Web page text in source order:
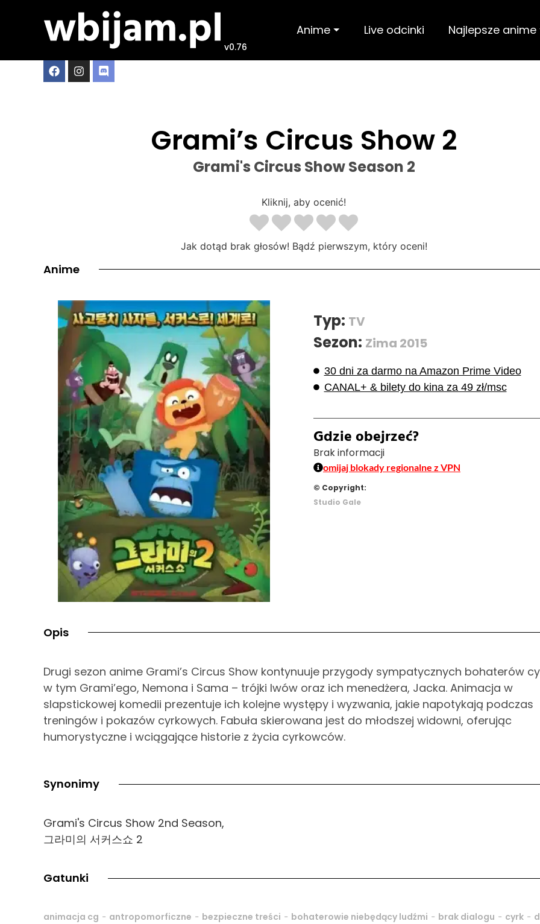
v0.76
Anime ⏷ Live odcinki Najlepsze anime
Grami’s Circus Show 2
Grami's Circus Show Season 2
Kliknij, aby ocenić!
Jak dotąd brak głosów! Bądź pierwszym, który oceni!
Anime
Typ: TV
Sezon: Zima 2015
30 dni za darmo na Amazon Prime Video
CANAL+ & bilety do kina za 49 zł/msc
Gdzie obejrzeć?
Brak informacji
omijaj blokady regionalne z VPN
© Copyright:
Studio Gale
Opis
Drugi sezon anime Grami’s Circus Show kontynuuje przygody sympatycznych bohaterów
w tym Grami’ego, Nemona i Sama – trójki lwów oraz ich menedżera, Jacka. Animacja w
slapstickowej komedii prezentuje ich kolejne występy i wyzwania, jakie napotykają podczas
treningów i pokazów cyrkowych. Fabuła skierowana jest do młodszej widowni, oferując
humorystyczne i wciągające historie z życia cyrkowców.
Synonimy
Grami's Circus Show 2nd Season,
그라미의 서커스쇼 2
Gatunki
animacja cg - antropomorficzne - bezpieczne treści - bohaterowie niebędący ludźmi - brak dialogu - cyrk -